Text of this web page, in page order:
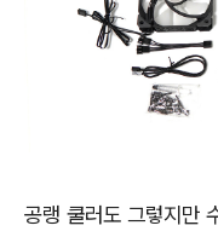
공랭 쿨러도 그렇지만